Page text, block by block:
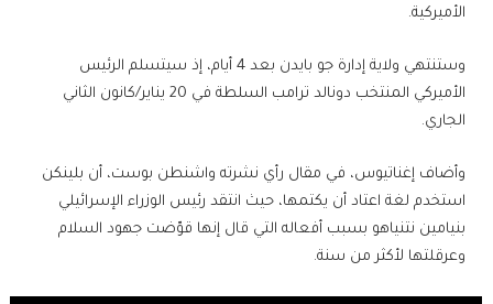
الأميركية.
وستنتهي ولاية إدارة جو بايدن بعد 4 أيام، إذ سيتسلم الرئيس
الأميركي المنتخب دونالد ترامب السلطة في 20 يناير/كانون الثاني
الجاري.
وأضاف إغناتيوس، في مقال رأي نشرته واشنطن بوست، أن بلينكن
استخدم لغة اعتاد أن يكتمها، حيث انتقد رئيس الوزراء الإسرائيلي
بنيامين نتنياهو بسبب أفعاله التي قال إنها قوّضت جهود السلام
وعرقلتها لأكثر من سنة.